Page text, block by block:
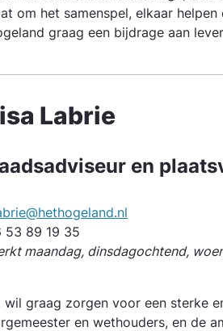
om het samenspel, elkaar
graag een bijdrage aan
Labrie
en
53 89 19 35
maandag, dinsdagochtend,
wil graag zorgen voor een sterke
en wethouders, en de